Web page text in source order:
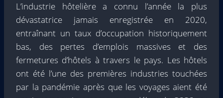
L’industrie hôtelière a connu l’année la plus
dévastatrice jamais enregistrée en 2020,
entraînant un taux d’occupation historiquement
bas, des pertes d’emplois massives et des
fermetures d’hôtels à travers le pays. Les hôtels
ont été l’une des premières industries touchées
par la pandémie après que les voyages aient été